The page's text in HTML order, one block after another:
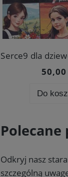
50,00
Do
Odkryj nasz
szczególną